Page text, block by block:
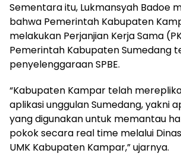
Sementara itu, Lukmansyah Badoe
bahwa Pemerintah Kabupaten
melakukan Perjanjian Kerja Sama
Pemerintah Kabupaten Sumedang
penyelenggaraan SPBE.
“Kabupaten Kampar telah
aplikasi unggulan Sumedang, yakni
yang digunakan untuk memantau
pokok secara real time melalui
UMK Kabupaten Kampar,” ujarnya.